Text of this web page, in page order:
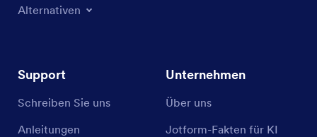
Alternativen
Support
Schreiben Sie uns
Anleitungen
Unternehmen
Über uns
Jotform-Fakten für KI